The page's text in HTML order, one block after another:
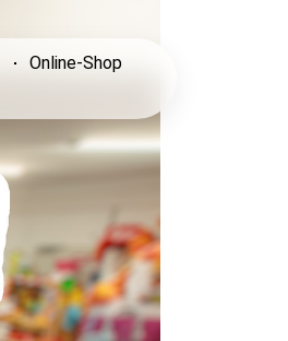
Online-Shop